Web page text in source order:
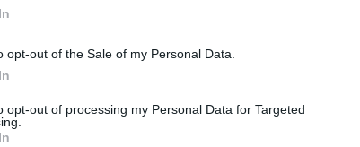
opt-out of the Sale of my Personal Data.
opt-out of processing my Personal Data for Targeted
leczyć? Lekarz zalecił zwiększyć dawkę teraz , z 75